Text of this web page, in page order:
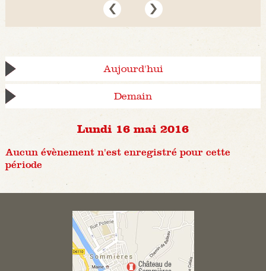
Aujourd'hui
Demain
Lundi 16 mai 2016
Aucun évènement n'est enregistré pour cette
période